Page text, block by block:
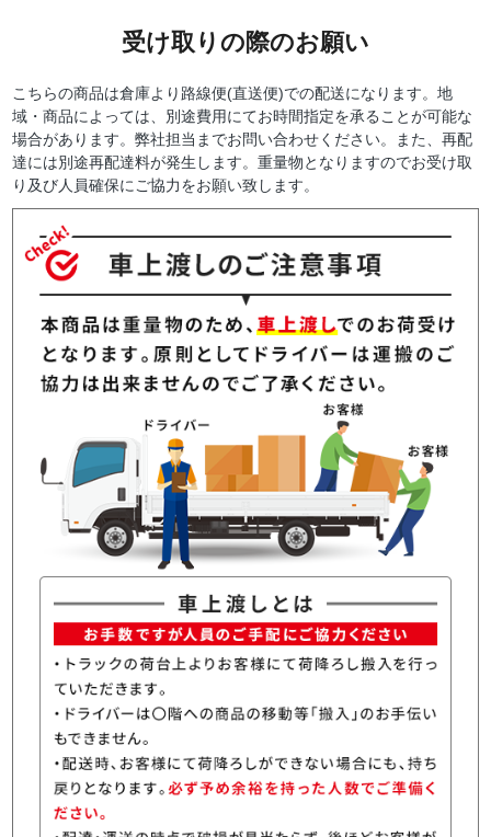
受け取りの際のお願い
こちらの商品は倉庫より路線便(直送便)での配送になります。地
域・商品によっては、別途費用にてお時間指定を承ることが可能な
場合があります。弊社担当までお問い合わせください。また、再配
達には別途再配達料が発生します。重量物となりますのでお受け取
り及び人員確保にご協力をお願い致します。